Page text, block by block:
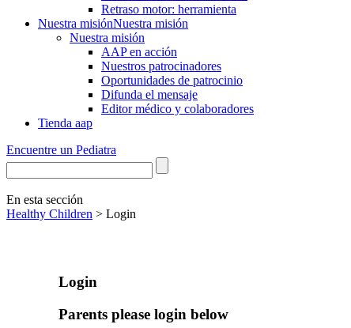
Retraso motor: herramienta
Nuestra misiónNuestra misión
Nuestra misión
AAP en acción
Nuestros patrocinadores
Oportunidades de patrocinio
Difunda el mensaje
Editor médico y colaboradores
Tienda aap
Encuentre un Pediatra
En esta sección
Healthy Children > Login
Login
Parents please login below